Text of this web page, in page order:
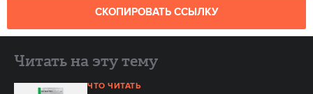
СКОПИРОВАТЬ ССЫЛКУ
Читать на эту тему
ЧТО ЧИТАТЬ